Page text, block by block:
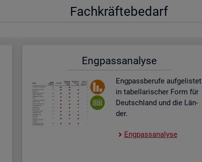
Fach­kräf­te­be­darf
Eng­pass­ana­ly­se
Eng­pass­be­ru­fe auf­ge­lis­tet
in ta­bel­la­ri­scher Form für
Deutsch­land und die Län­
der.
Eng­pass­ana­ly­se